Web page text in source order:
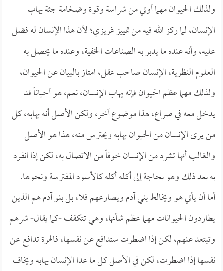
ولذلك الحيوان مهما أوتي من شراسة وقوة وضخامة جثة يهاب
الإنسان، لما ركز الله فيه من تمييز غريزي؛ لأن هذا الإنسان له فضل
عليه، وأنه عنده ما يدبر به الصناعات الخفية، وعنده ما يحصل به
العلوم النظرية، الإنسان صاحب عقل، امتاز بالبيان عن الحيوان،
ولذلك مهما عظم الحيوان فإنه يهاب الإنسان، نعم، هو أحياناً قد
يدخل معه في صراع، هذا موضوع آخر، ولكن الأصل أنه يهابه، كل
من يرى الإنسان من الحيوان يهابه ويحترس منه، هذا هو الأصل
والغالب أنها تشرد من الإنسان خوفاً من الاتصال به، لكن إذا انفرد
به بعد ذلك وهو بحاجة إلى أكله أكله كالأسود المفترسة ونحوها.
أما أن يأتي هو ويخالط بني آدم ويصارعهم فلا، بل بنو آدم هم الذين
يطاردون الحيوانات مهما عظم شأنها، وهي تتكفف -كما يقال- شرهم
وتبتعد عنهم، لكن إذا اضطرت ستدافع عن نفسها، فالهرة تدافع عن
نفسها إذا اضطرت، لكن في الأصل كل ما عدا الإنسان يهابه ويخاف